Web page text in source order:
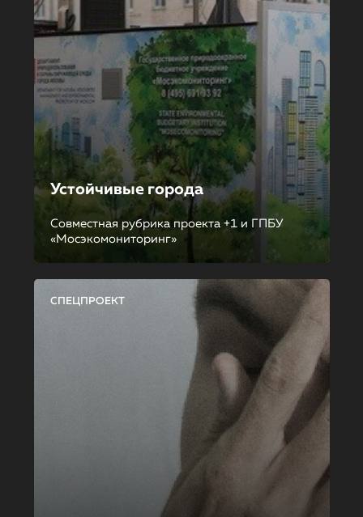
Устойчивые города
Совместная рубрика проекта +1 и ГПБУ
«Мосэкомониторинг»
СПЕЦПРОЕКТ